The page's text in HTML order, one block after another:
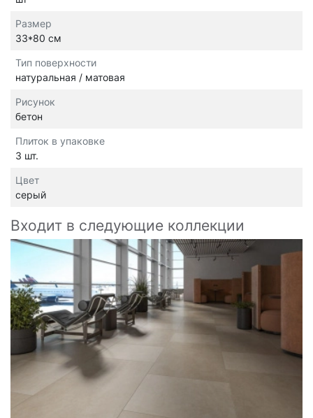
Размер
33*80 см
Тип поверхности
натуральная / матовая
Рисунок
бетон
Плиток в упаковке
3 шт.
Цвет
серый
Входит в следующие коллекции